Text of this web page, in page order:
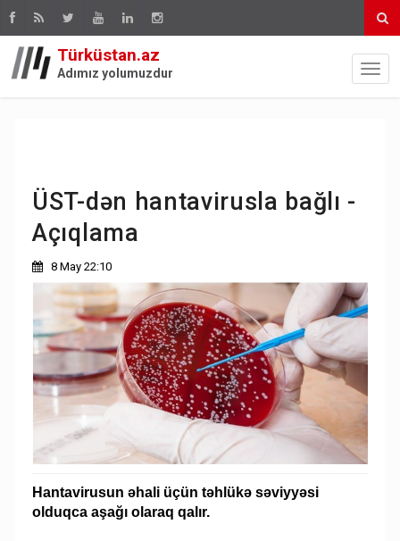
Türküstan.az
Adımız yolumuzdur
ÜST-dən hantavirusla bağlı -
Açıqlama
8 May 22:10
Hantavirusun əhali üçün təhlükə səviyyəsi
olduqca aşağı olaraq qalır.